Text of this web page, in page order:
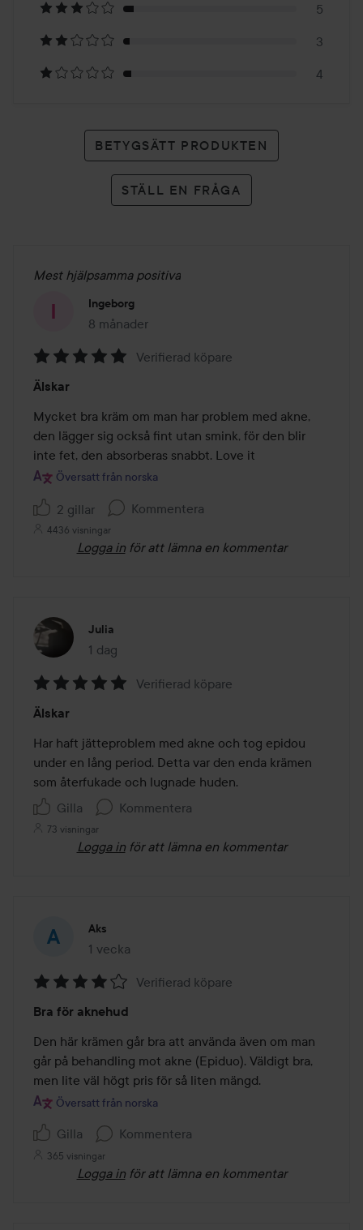
betyg
5
3
4
BETYGSÄTT PRODUKTEN
STÄLL EN FRÅGA
Mest hjälpsamma positiva
Ingeborg
8 månader
Inlägget skapades 8 månader
5
av
5
Verifierad köpare
Älskar
Mycket bra kräm om man har problem med akne,
den lägger sig också fint utan smink, för den blir
inte fet, den absorberas snabbt. Love it
Översatt från norska
2 gillar Kommentera
4436 visningar
Logga in för att lämna en kommentar
Julia
1 dag
Inlägget skapades 1 dag
5
av
5
Verifierad köpare
Älskar
Har haft jätteproblem med akne och tog epidou
under en lång period. Detta var den enda krämen
som återfukade och lugnade huden.
Gilla
Kommentera
73 visningar
Logga in för att lämna en kommentar
Aks
1 vecka
Inlägget skapades 1 vecka
4
av
5
Verifierad köpare
Bra för aknehud
Den här krämen går bra att använda även om man
går på behandling mot akne (Epiduo). Väldigt bra,
men lite väl högt pris för så liten mängd.
Översatt från norska
Gilla Kommentera
365 visningar
Logga in för att lämna en kommentar